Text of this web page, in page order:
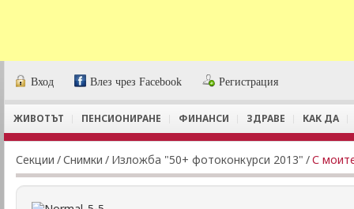
Вход Влез чрез Facebook Регистрация
ЖИВОТЪТ ПЕНСИОНИРАНЕ ФИНАНСИ ЗДРАВЕ КАК ДА
Секции /Снимки / Изложба "50+ фотоконкурси 2013" /С